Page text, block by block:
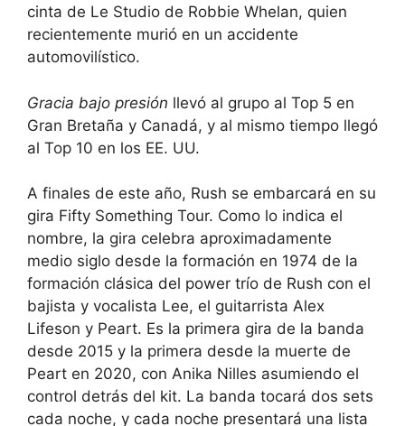
cinta de Le Studio de Robbie Whelan, quien
recientemente murió en un accidente
automovilístico.
Gracia bajo presión llevó al grupo al Top 5 en
Gran Bretaña y Canadá, y al mismo tiempo llegó
al Top 10 en los EE. UU.
A finales de este año, Rush se embarcará en su
gira Fifty Something Tour. Como lo indica el
nombre, la gira celebra aproximadamente
medio siglo desde la formación en 1974 de la
formación clásica del power trío de Rush con el
bajista y vocalista Lee, el guitarrista Alex
Lifeson y Peart. Es la primera gira de la banda
desde 2015 y la primera desde la muerte de
Peart en 2020, con Anika Nilles asumiendo el
control detrás del kit. La banda tocará dos sets
cada noche, y cada noche presentará una lista